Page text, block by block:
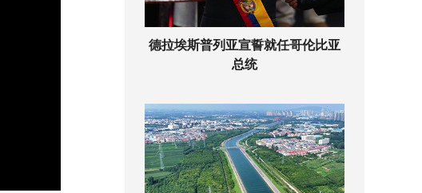
德拉埃斯普列亚宣誓就任哥伦比亚
总统